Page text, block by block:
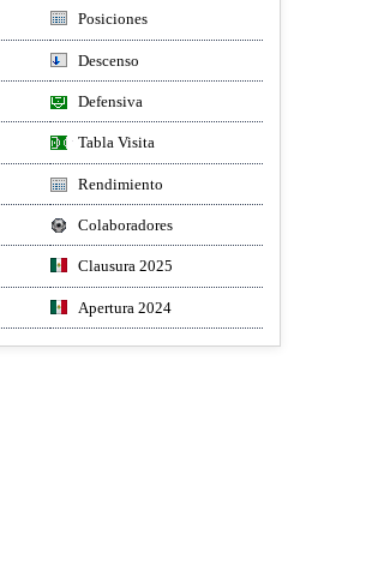
Posiciones
Descenso
Defensiva
Tabla Visita
Rendimiento
Colaboradores
Clausura 2025
Apertura 2024